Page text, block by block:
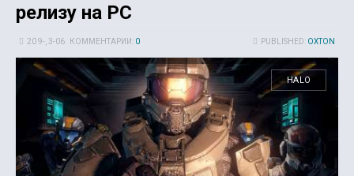
релизу на PC
PUBLISHED: OXTON
20 9-, 3-06 КОММЕНТАРИИ: 0
HALO